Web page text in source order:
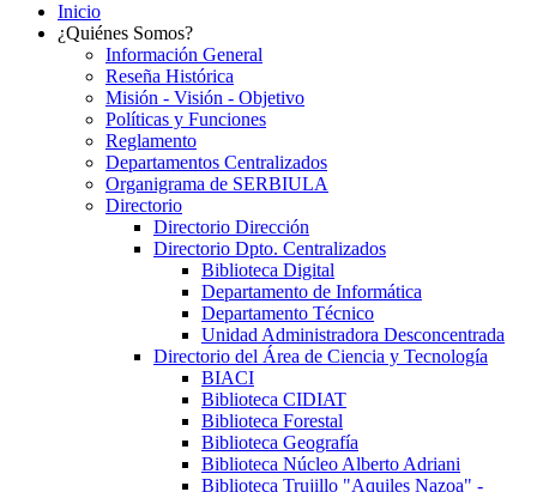
Inicio
¿Quiénes Somos?
Información General
Reseña Histórica
Misión - Visión - Objetivo
Políticas y Funciones
Reglamento
Departamentos Centralizados
Organigrama de SERBIULA
Directorio
Directorio Dirección
Directorio Dpto. Centralizados
Biblioteca Digital
Departamento de Informática
Departamento Técnico
Unidad Administradora Desconcentrada
Directorio del Área de Ciencia y Tecnología
BIACI
Biblioteca CIDIAT
Biblioteca Forestal
Biblioteca Geografía
Biblioteca Núcleo Alberto Adriani
Biblioteca Trujillo "Aquiles Nazoa" -